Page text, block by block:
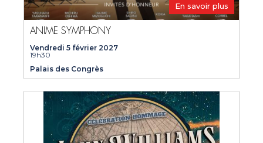
En savoir plus
ANIME SYMPHONY
Vendredi 5 février 2027
19h30
Palais des Congrès